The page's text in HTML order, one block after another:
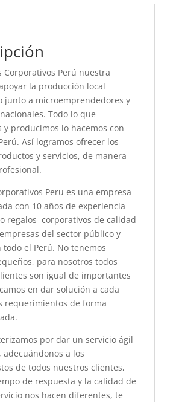
Corporativos Perú nuestra
la producción local
junto a microemprendedores y
Todo lo que
y producimos lo hacemos con
Así logramos ofrecer los
y servicios, de manera
Peru es una empresa
con 10 años de experiencia
regalos corporativos de calidad
del sector público y
todo el Perú. No tenemos
para nosotros todos
son igual de importantes
en dar solución a cada
requerimientos de forma
por dar un servicio ágil
adecuándonos a los
de todos nuestros clientes,
de respuesta y la calidad de
nos hacen diferentes, te